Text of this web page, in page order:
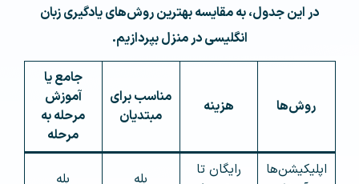
در این جدول، به مقایسه بهترین روش‌های یادگیری زبان
انگلیسی در منزل بپردازیم.
روش‌ها هزینه
مناسب برای
مبتدیان
جامع یا
آموزش
مرحله به
مرحله
اپلیکیشن‌ها
رایگان تا
بله بله